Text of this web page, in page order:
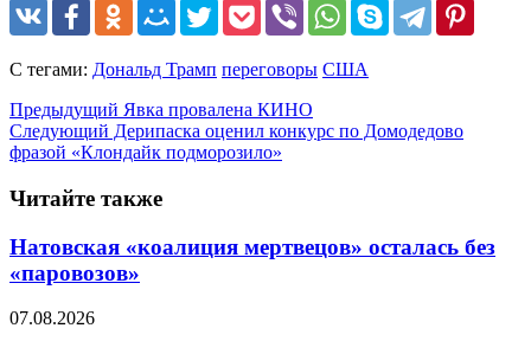
С тегами: Дональд Трамп переговоры США
Предыдущий Явка провалена КИНО
Следующий Дерипаска оценил конкурс по Домодедово
фразой «Клондайк подморозило»
Читайте также
Натовская «коалиция мертвецов» осталась без
«паровозов»
07.08.2026